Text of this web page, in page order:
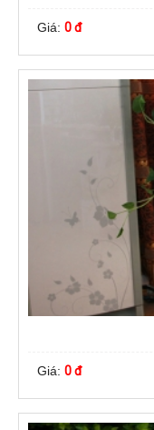
Giá: 0 đ
Giá: 0 đ